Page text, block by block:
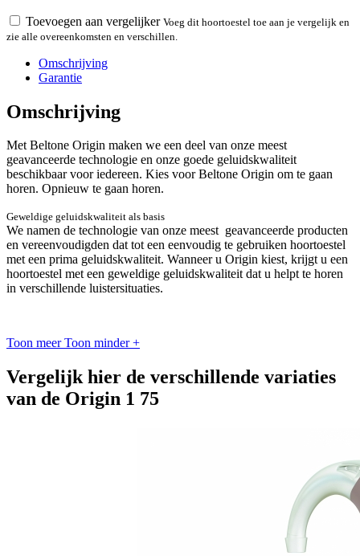
Toevoegen aan vergelijker Voeg dit hoortoestel toe aan je vergelijk en
zie alle overeenkomsten en verschillen.
Omschrijving
Garantie
Omschrijving
Met Beltone Origin maken we een deel van onze meest
geavanceerde technologie en onze goede geluidskwaliteit
beschikbaar voor iedereen. Kies voor Beltone Origin om te gaan
horen. Opnieuw te gaan horen.
Geweldige geluidskwaliteit als basis
We namen de technologie van onze meest geavanceerde producten
en vereenvoudigden dat tot een eenvoudig te gebruiken hoortoestel
met een prima geluidskwaliteit. Wanneer u Origin kiest, krijgt u een
hoortoestel met een geweldige geluidskwaliteit dat u helpt te horen
in verschillende luistersituaties.
Toon meer Toon minder +
Vergelijk hier de verschillende variaties
van de Origin 1 75